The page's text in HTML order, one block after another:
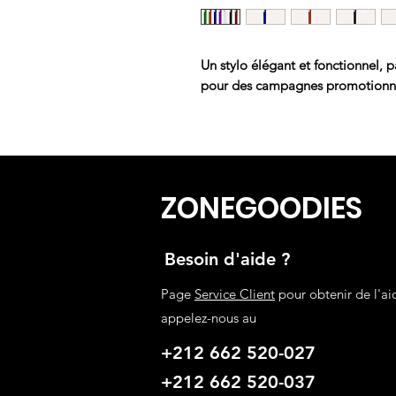
Un stylo élégant et fonctionnel,
pour des campagnes
ZONEGOODIES
Besoin d'aide ?
Page Service Client pour obtenir de
appelez-nous au
+212 662 520-027
+212 662 520-037